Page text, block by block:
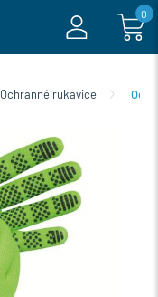
0
Ochranné rukavice